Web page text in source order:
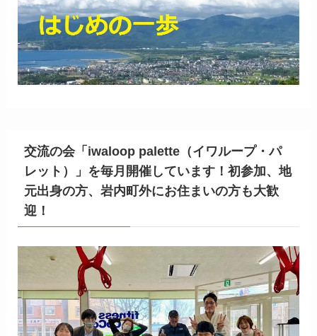
交流の会「iwaloop palette（イワループ・パ
レット）」を毎月開催しています！初参加、地
元出身の方、岩内町外にお住まいの方も大歓
迎！